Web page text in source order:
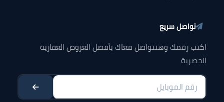
تواصل سريع
اكتب رقمك وهنتواصل معاك بأفضل العروض العقارية
الحصرية